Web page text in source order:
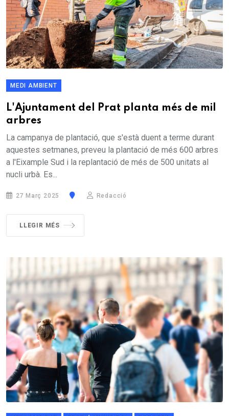
MEDI AMBIENT
L'Ajuntament del Prat planta més de mil
arbres
La campanya de plantació, que s'està duent a terme durant
aquestes setmanes, preveu la plantació de més 600 arbres
a l'Eixample Sud i la replantació de més de 500 unitats al
nucli urbà. Es...
27 Març 2025 Redacció
LLEGIR MÉS